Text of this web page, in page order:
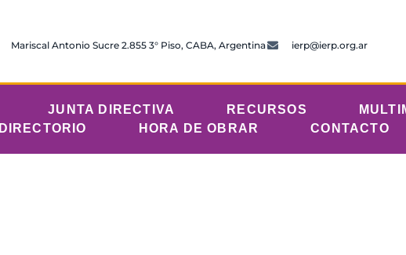
Mariscal Antonio Sucre 2.855 3° Piso, CABA, Argentina ierp@ierp.org.ar
JUNTA DIRECTIVA RECURSOS
DIRECTORIO
HORA DE OBRAR CONTACTO